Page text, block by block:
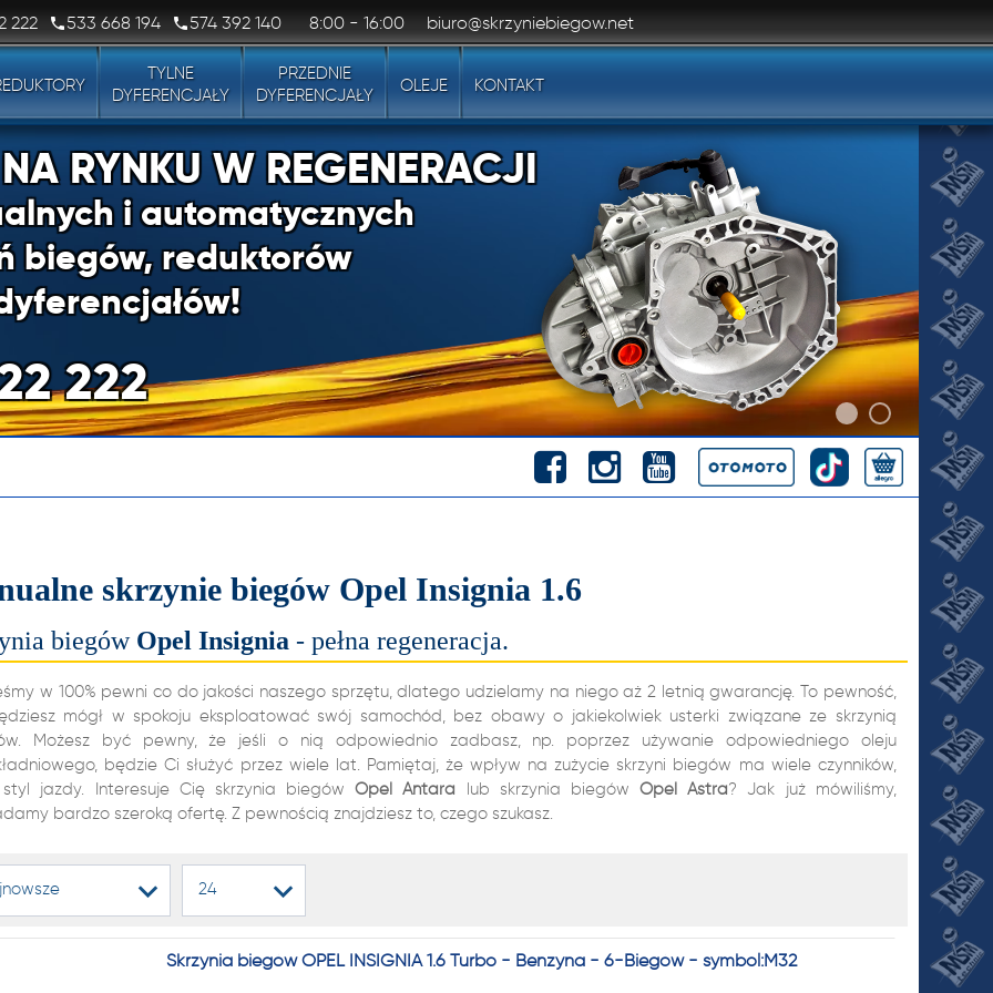
222 533 668 194 574 392 140 8:00 - 16:00 biuro@skrzyniebiegow.net
TYLNE
DYFERENCJAŁY
PRZEDNIE
DYFERENCJAŁY
OLEJE KONTAKT
222
RYNKU W REGENERACJI
i automatycznych
biegów, reduktorów
222
RYNKU W REGENERACJI
i automatycznych
biegów, reduktorów
RYNKU W REGENERACJI
i automatycznych
biegów, reduktorów
skrzynie biegów Opel Insignia 1.6
biegów Opel Insignia - pełna regeneracja.
w 100% pewni co do jakości naszego sprzętu, dlatego udzielamy na niego aż 2 letnią gwarancję. To pewność,
mógł w spokoju eksploatować swój samochód, bez obawy o jakiekolwiek usterki związane ze skrzynią
Możesz być pewny, że jeśli o nią odpowiednio zadbasz, np. poprzez używanie odpowiedniego oleju
będzie Ci służyć przez wiele lat. Pamiętaj, że wpływ na zużycie skrzyni biegów ma wiele czynników,
styl jazdy. Interesuje Cię skrzynia biegówOpel Antara lub skrzynia biegówOpel Astra? Jak już mówiliśmy,
bardzo szeroką ofertę. Z pewnością znajdziesz to, czego szukasz.
24
Skrzynia biegów OPEL INSIGNIA 1.6 Turbo - Benzyna - 6-Biegów - symbol:M32